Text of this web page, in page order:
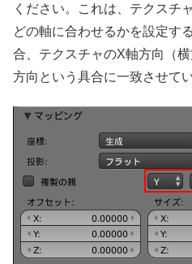
ください。これは、テクスチ
どの軸に合わせるかを設定す
合、テクスチャのX軸方向（
方向という具合に一致させてい